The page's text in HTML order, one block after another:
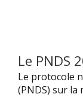
Le protocole
(PNDS) sur la